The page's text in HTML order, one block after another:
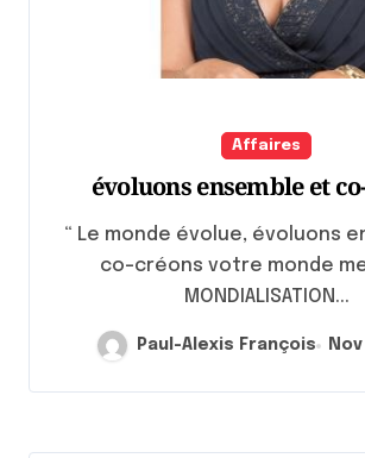
Affaires
évoluons ensemble et
“ Le monde évolue, évoluons
co-créons votre monde
MONDIALISATION...
Paul-Alexis François